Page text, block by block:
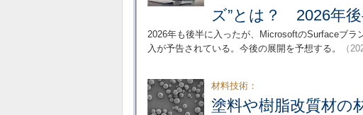
ズ”とは？ 2026年
2026年も後半に入ったが、MicrosoftのSurfaceブ
入が予告されている。今後の展開を予想する。
（
材料技術：
塗料や樹脂改質材の